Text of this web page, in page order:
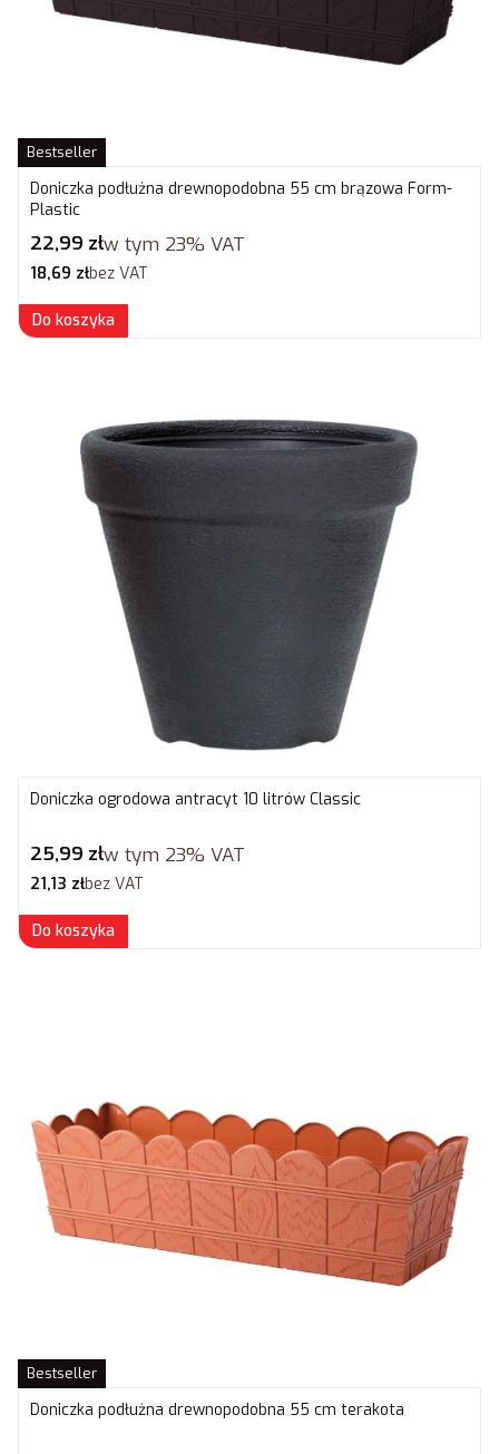
Bestseller
Doniczka podłużna drewnopodobna 55 cm brązowa Form-
Plastic
Cena brutto
22,99 złw tym 23% VAT
Cena netto
18,69 złbez VAT
Do koszyka
Doniczka ogrodowa antracyt 10 litrów Classic
Cena brutto
25,99 złw tym 23% VAT
Cena netto
21,13 złbez VAT
Do koszyka
Bestseller
Doniczka podłużna drewnopodobna 55 cm terakota